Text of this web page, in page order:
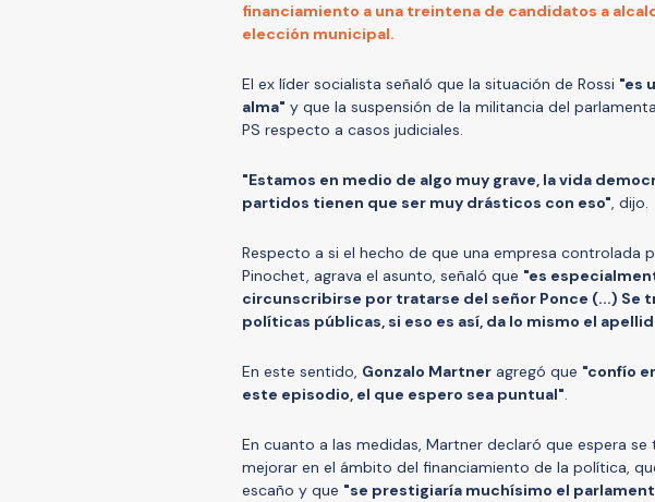
financiamiento a una treintena de candidatos a
elección municipal.
El ex líder socialista señaló que la situación de Rossi "es
alma" y que la suspensión de la militancia del
PS respecto a casos judiciales.
"Estamos en medio de algo muy grave, la vida
partidos tienen que ser muy drásticos con eso", dijo.
Respecto a si el hecho de que una empresa controlada
Pinochet, agrava el asunto, señaló que "es
circunscribirse por tratarse del señor Ponce (...) Se
políticas públicas, si eso es así, da lo mismo el
En este sentido, Gonzalo Martner agregó que "confío
este episodio, el que espero sea puntual".
En cuanto a las medidas, Martner declaró que espera
mejorar en el ámbito del financiamiento de la política,
escaño y que "se prestigiaría muchísimo el